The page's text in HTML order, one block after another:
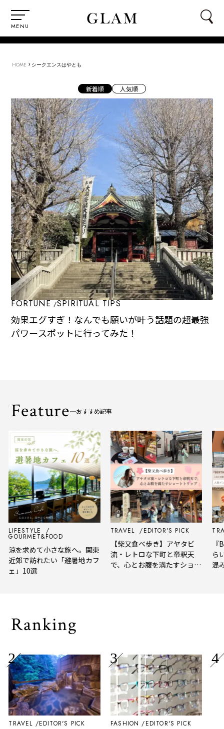
MENU
HOME › シークエンスはやとも
新着順 人気順
FORTUNE SPIRITUAL TIPS
効果エグすぎ！なんでも願いが叶う話題の超最強
パワースポットに行ってみた！
Feature おすすめ記事
LIFESTYLE
GOURMET&FOOD
涼を求めて小さな旅へ。関東
近郊で訪れたい「避暑地カフ
ェ」10選
TRAVEL EDITOR'S PICK
【柴又食べ歩き】アヤタビ
流・レトロな下町と帝釈天
で、心とお腹を満たすショー
『
ら
混
Ranking
TRAVEL EDITOR'S PICK FASHION EDITOR'S PICK